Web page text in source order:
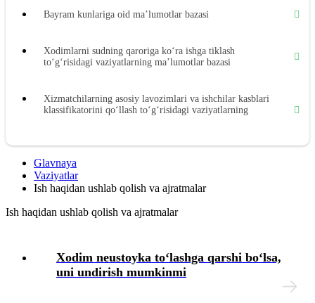
Bayram kunlariga oid ma’lumotlar bazasi
Xodimlarni sudning qaroriga koʻra ishga tiklash
toʻgʻrisidagi vaziyatlarning ma’lumotlar bazasi
Xizmatchilarning asosiy lavozimlari va ishchilar kasblari
klassifikatorini qoʻllash toʻgʻrisidagi vaziyatlarning
Mehnat daftarchalari blankalarini rasmiylashtirish
toʻgʻrisidagi vaziyatlarning ma’lumotlar bazasi
Ish beruvchidan zararni undirishga oid ma’lumotlar bazasi
Mehnat daftarchalariga oʻzgartirishlar kiritish va notoʻgʻri
Glavnaya
Vaziyatlar
Ish haqidan ushlab qolish va ajratmalar
Ish haqidan ushlab qolish va ajratmalar
Xodim neustoyka toʻlashga qarshi boʻlsa,
uni undirish mumkinmi